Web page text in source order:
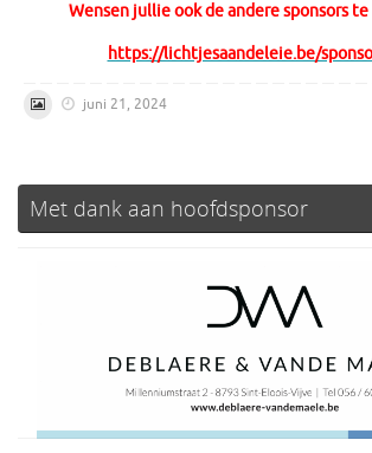
Wensen jullie ook de andere sponsors
https://lichtjesaandeleie.be/
juni 21, 2024
Met dank aan hoofdsponsor